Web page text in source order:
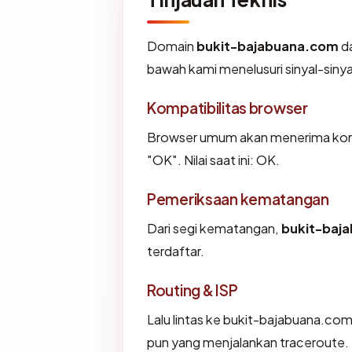
Domain bukit-bajabuana.com
bawah kami menelusuri sinyal-
Kompatibilitas browser
Browser umum akan menerima
"OK". Nilai saat ini: OK.
Pemeriksaan kematangan
Dari segi kematangan, bukit-
terdaftar.
Routing & ISP
Lalu lintas ke bukit-
pun yang menjalankan traceroute.